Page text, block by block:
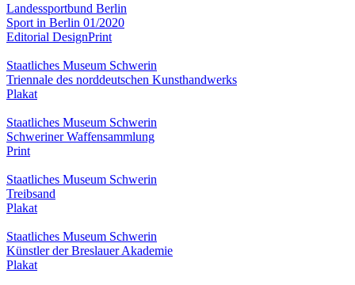
Landessportbund Berlin
Sport in Berlin 01/2020
Editorial DesignPrint
Staatliches Museum Schwerin
Triennale des norddeutschen Kunsthandwerks
Plakat
Staatliches Museum Schwerin
Schweriner Waffensammlung
Print
Staatliches Museum Schwerin
Treibsand
Plakat
Staatliches Museum Schwerin
Künstler der Breslauer Akademie
Plakat